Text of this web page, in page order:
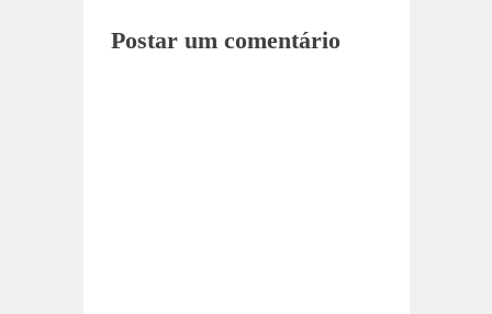
Postar um comentário